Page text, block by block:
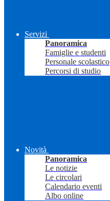
Servizi
Panoramica
Famiglie e studenti
Personale scolastico
Percorsi di studio
Novità
Panoramica
Le notizie
Le circolari
Calendario eventi
Albo online